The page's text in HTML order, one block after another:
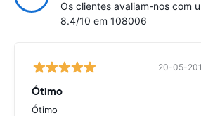
Os clientes avaliam-nos com
8.4/10 em 108006
20-05-
Ótimo
Ótimo